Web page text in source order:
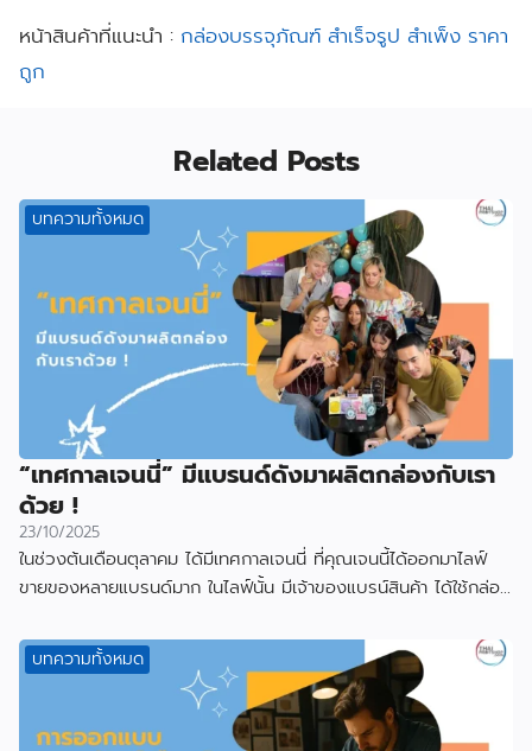
หน้าสินค้าที่แนะนำ : กล่องบรรจุภัณฑ์ สำเร็จรูป สำเพ็ง ราคา
ถูก
Related Posts
บทความทั้งหมด
“เทศกาลเจนนี่” มีแบรนด์ดังมาผลิตกล่องกับเรา
ด้วย !
23/10/2025
ในช่วงต้นเดือนตุลาคม ได้มีเทศกาลเจนนี่ ที่คุณเจนนี้ได้ออกมาไลฟ์
ขายของหลายแบรนด์มาก ในไลฟ์นั้น มีเจ้าของแบรน์สินค้า ได้ใช้กล่อง
บทความทั้งหมด